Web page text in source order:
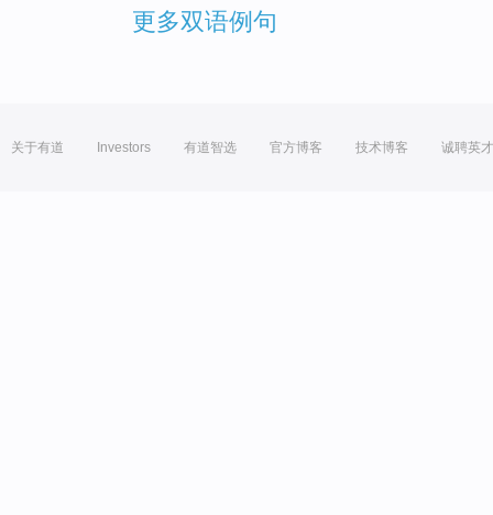
更多双语例句
关于有道 Investors 有道智选 官方博客 技术博客 诚聘英才